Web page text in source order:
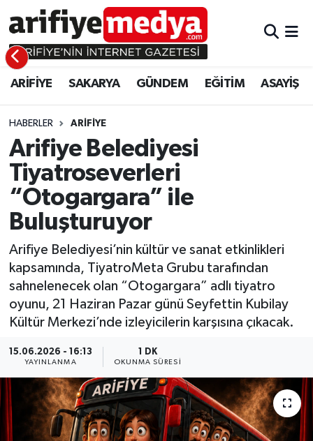
ARİFİYE SAKARYA GÜNDEM EĞİTİM ASAYİŞ
HABERLER ARİFİYE
Arifiye Belediyesi
Tiyatroseverleri
“Otogargara” ile
Buluşturuyor
Arifiye Belediyesi’nin kültür ve sanat etkinlikleri
kapsamında, TiyatroMeta Grubu tarafından
sahnelenecek olan “Otogargara” adlı tiyatro
oyunu, 21 Haziran Pazar günü Seyfettin Kubilay
Kültür Merkezi’nde izleyicilerin karşısına çıkacak.
15.06.2026 - 16:13
YAYINLANMA
1 DK
OKUNMA SÜRESI
ARİFİYE
SAKARYA
GÜNDEM
EĞİTİM
ASAYİŞ
EKONOMİ
ARİFİYE
GÜNDEM
EĞİTİM
EKONOMİ
ASAYİŞ
Sakarya Hava Durumu
Sakarya Namaz Vakitleri
Sakarya Trafik Yoğunluk Haritası
Süper Lig Puan Durumu ve Fikstür
Tüm Manşetler
Son Dakika Haberleri
Haber Arşivi